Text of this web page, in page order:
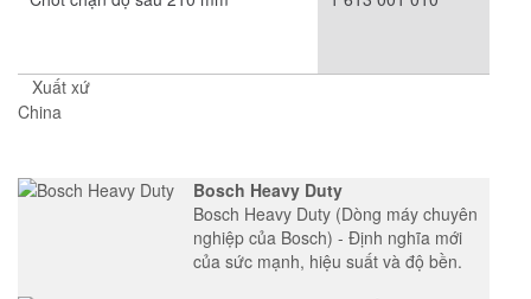
Xuất xứ
China
Bosch Heavy Duty
Bosch Heavy Duty (Dòng máy chuyên
nghiệp của Bosch) - Định nghĩa mới
của sức mạnh, hiệu suất và độ bền.